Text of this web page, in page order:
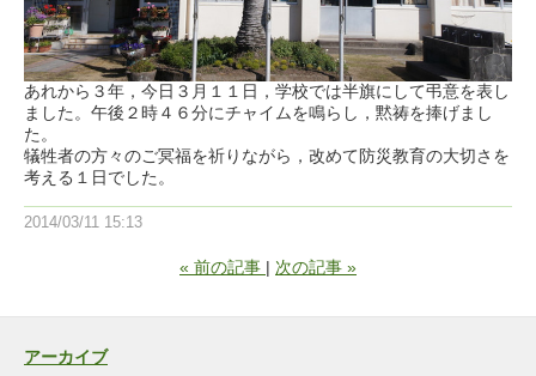
あれから３年，今日３月１１日，学校では半旗にして弔意を表し
ました。午後２時４６分にチャイムを鳴らし，黙祷を捧げまし
た。
犠牲者の方々のご冥福を祈りながら，改めて防災教育の大切さを
考える１日でした。
2014/03/11 15:13
« 前の記事 次の記事 »
アーカイブ